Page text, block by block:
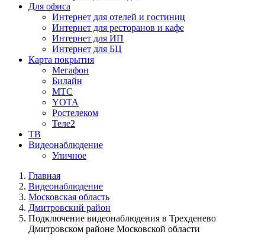
Для офиса
Интернет для отелей и гостиниц
Интернет для ресторанов и кафе
Интернет для ИП
Интернет для БЦ
Карта покрытия
Мегафон
Билайн
МТС
YOTA
Ростелеком
Теле2
ТВ
Видеонаблюдение
Уличное
Главная
Видеонаблюдение
Московская область
Дмитровский район
Подключение видеонаблюдения в Трехденево
Дмитровском районе Московской области